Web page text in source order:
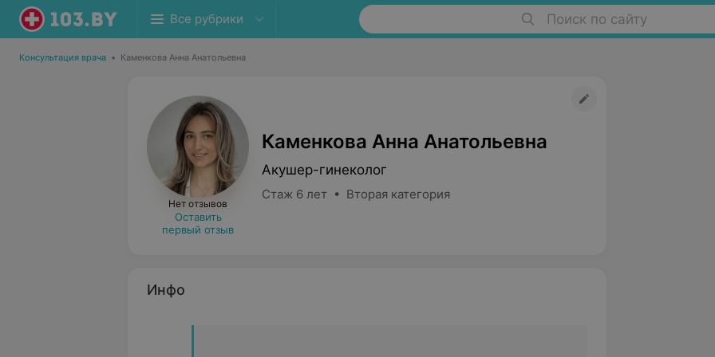
Все рубрики Поиск по сайту
Консультация врача • Каменкова Анна Анатольевна
Нет отзывов
Оставить
первый отзыв
Каменкова Анна Анатольевна
Акушер-гинеколог
Стаж 6 лет • Вторая категория
Инфо